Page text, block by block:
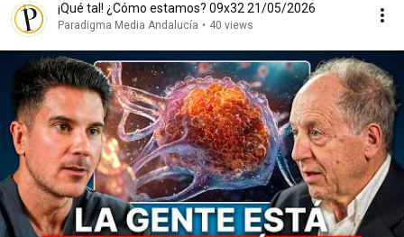
¡Qué tal! ¿Cómo estamos? 09x32 21/05/2026
Paradigma Media Andalucía • 40 views